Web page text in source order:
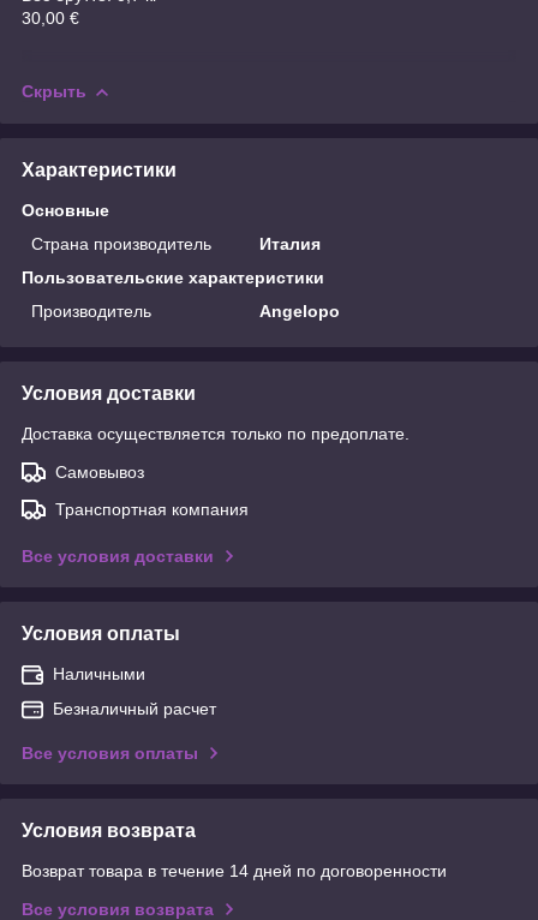
30,00 €
Скрыть
Характеристики
Основные
Страна производитель
Италия
Пользовательские характеристики
Производитель
Angelopo
Условия доставки
Доставка осуществляется только по предоплате.
Самовывоз
Транспортная компания
Все условия доставки
Условия оплаты
Наличными
Безналичный расчет
Все условия оплаты
Условия возврата
Возврат товара в течение 14 дней по договоренности
Все условия возврата